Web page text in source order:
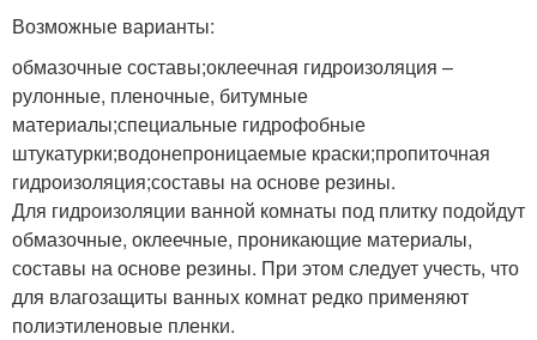
Возможные варианты:
обмазочные составы;оклеечная гидроизоляция –
рулонные, пленочные, битумные
материалы;специальные гидрофобные
штукатурки;водонепроницаемые краски;пропиточная
гидроизоляция;составы на основе резины.
Для гидроизоляции ванной комнаты под плитку подойдут
обмазочные, оклеечные, проникающие материалы,
составы на основе резины. При этом следует учесть, что
для влагозащиты ванных комнат редко применяют
полиэтиленовые пленки.